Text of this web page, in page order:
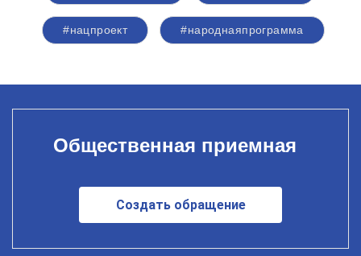
#нацпроект #народнаяпрограмма
Общественная приемная
Создать обращение